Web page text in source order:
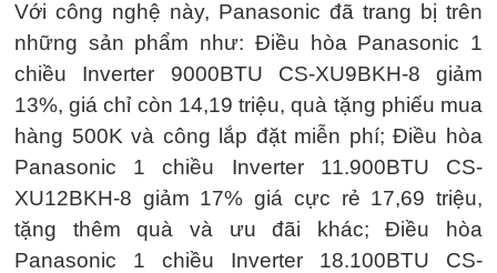
Với công nghệ này, Panasonic đã trang bị trên
những sản phẩm như: Điều hòa Panasonic 1
chiều Inverter 9000BTU CS-XU9BKH-8 giảm
13%, giá chỉ còn 14,19 triệu, quà tặng phiếu mua
hàng 500K và công lắp đặt miễn phí; Điều hòa
Panasonic 1 chiều Inverter 11.900BTU CS-
XU12BKH-8 giảm 17% giá cực rẻ 17,69 triệu,
tặng thêm quà và ưu đãi khác; Điều hòa
Panasonic 1 chiều Inverter 18.100BTU CS-